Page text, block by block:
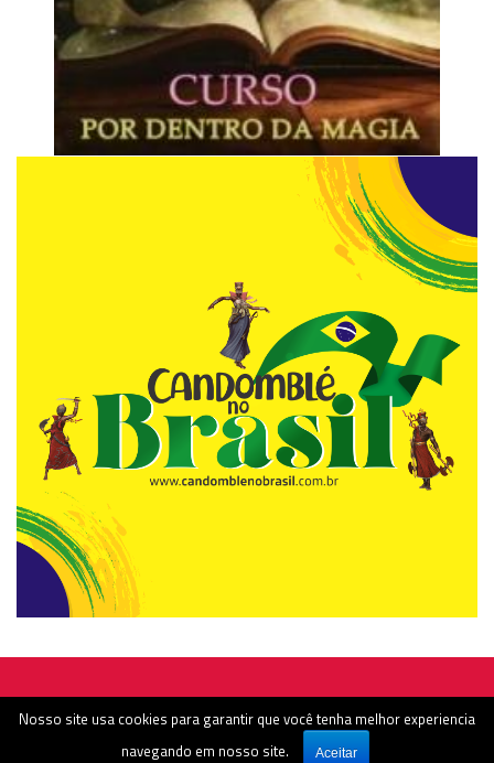
Rádio Nocaute - Estamos no ar desde o dia 18/04/2012
Nosso site usa cookies para garantir que você tenha melhor experiencia
navegando em nosso site.
Aceitar